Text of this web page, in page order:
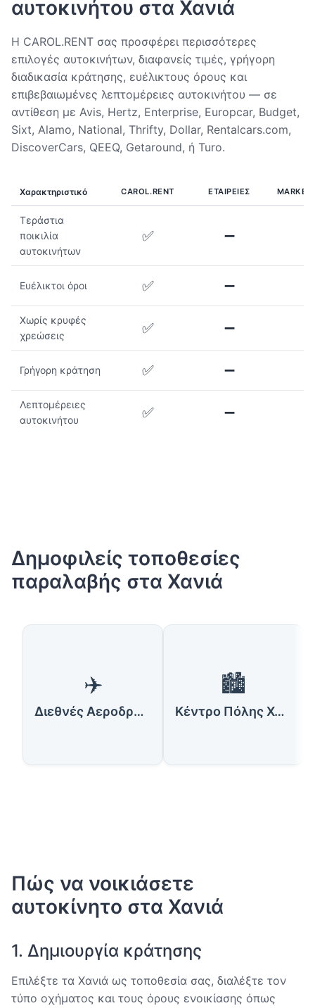
αυτοκινήτου στα Χανιά
Η CAROL.RENT σας προσφέρει περισσότερες
επιλογές αυτοκινήτων, διαφανείς τιμές, γρήγορη
διαδικασία κράτησης, ευέλικτους όρους και
επιβεβαιωμένες λεπτομέρειες αυτοκινήτου — σε
αντίθεση με Avis, Hertz, Enterprise, Europcar, Budget,
Sixt, Alamo, National, Thrifty, Dollar, Rentalcars.com,
DiscoverCars, QEEQ, Getaround, ή Turo.
Χαρακτηριστικό CAROL.RENT ΕΤΑΙΡΕΊΕΣ
Τεράστια
ποικιλία
αυτοκινήτων
✅ ➖
Ευέλικτοι όροι ✅ ➖
Χωρίς κρυφές
χρεώσεις
✅ ➖
Γρήγορη κράτηση ✅ ➖
Λεπτομέρειες
αυτοκινήτου
✅ ➖
Δημοφιλείς τοποθεσίες
παραλαβής στα Χανιά
✈️
Διεθνές Αεροδρόμιο Χανίων
🏙️
Κέντρο Πόλης Χανίων
Πώς να νοικιάσετε
αυτοκίνητο στα Χανιά
1. Δημιουργία κράτησης
Επιλέξτε τα Χανιά ως τοποθεσία σας, διαλέξτε τον
τύπο οχήματος και τους όρους ενοικίασης όπως